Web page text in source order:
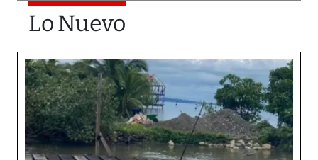
Lo Nuevo